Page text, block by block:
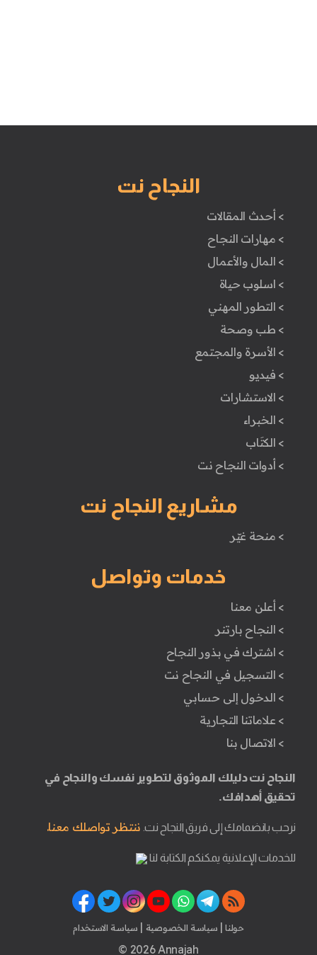
النجاح نت
> أحدث المقالات
> مهارات النجاح
> المال والأعمال
> اسلوب حياة
> التطور المهني
> طب وصحة
> الأسرة والمجتمع
> فيديو
> الاستشارات
> الخبراء
> الكتَاب
> أدوات النجاح نت
مشاريع النجاح نت
> منحة غيّر
خدمات وتواصل
> أعلن معنا
> النجاح بارتنر
> اشترك في بذور النجاح
> التسجيل في النجاح نت
> الدخول إلى حسابي
> علاماتنا التجارية
> الاتصال بنا
النجاح نت دليلك الموثوق لتطوير نفسك والنجاح في
تحقيق أهدافك.
نرحب بانضمامك إلى فريق النجاح نت. ننتظر تواصلك معنا.
للخدمات الإعلانية يمكنكم الكتابة لنا
حولنا | سياسة الخصوصية | سياسة الاستخدام
© 2026 Annajah